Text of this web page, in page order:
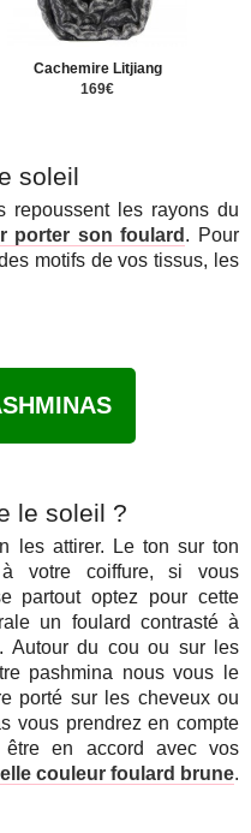
Cachemire Litjiang
169€
soleil
repoussent les rayons du
porter son foulard . Pour
motifs de vos tissus, les
le soleil ?
les attirer. Le ton sur ton
votre coiffure, si vous
partout optez pour cette
un foulard contrasté à
Autour du cou ou sur les
pashmina nous vous le
porté sur les cheveux ou
vous prendrez en compte
être en accord avec vos
couleur foulard brune.